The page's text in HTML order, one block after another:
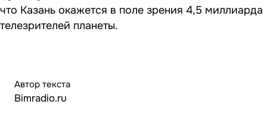
что Казань окажется в поле зрения 4,5 миллиарда
телезрителей планеты.
Автор текста
Bimradio.ru